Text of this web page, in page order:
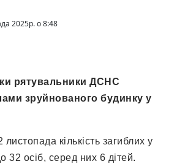
2025р. о 8:48
рятувальники ДСНС
зруйнованого будинку у
кількість загиблих у
32 осіб, серед них 6 дітей.